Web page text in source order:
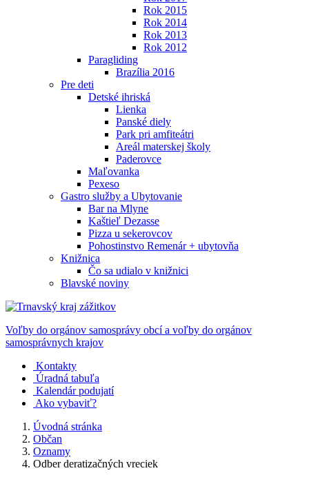
Rok 2015
Rok 2014
Rok 2013
Rok 2012
Paragliding
Brazília 2016
Pre deti
Detské ihriská
Lienka
Panské diely
Park pri amfiteátri
Areál materskej školy
Paderovce
Maľovanka
Pexeso
Gastro služby a Ubytovanie
Bar na Mlyne
Kaštieľ Dezasse
Pizza u sekerovcov
Pohostinstvo Remenár + ubytovňa
Knižnica
Čo sa udialo v knižnici
Blavské noviny
Voľby do orgánov samosprávy obcí a voľby do orgánov
samosprávnych krajov
Kontakty
Úradná tabuľa
Kalendár podujatí
Ako vybaviť?
Úvodná stránka
Občan
Oznamy
Odber deratizačných vreciek